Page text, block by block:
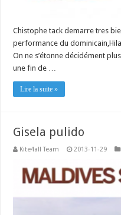
Chistophe tack demarre tres
performance du
On ne s’étonne décidément
une fin de …
Lire la suite »
Gisela pulido
Kite4all Team 2013-11-29